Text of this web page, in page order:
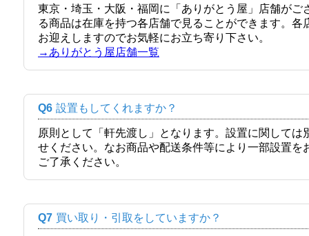
東京・埼玉・大阪・福岡に「ありがとう屋」店舗が
る商品は在庫を持つ各店舗で見ることができます。
お迎えしますのでお気軽にお立ち寄り下さい。
→ありがとう屋店舗一覧
Q6 設置もしてくれますか？
原則として「軒先渡し」となります。設置に関して
せください。なお商品や配送条件等により一部設置
ご了承ください。
Q7 買い取り・引取をしていますか？